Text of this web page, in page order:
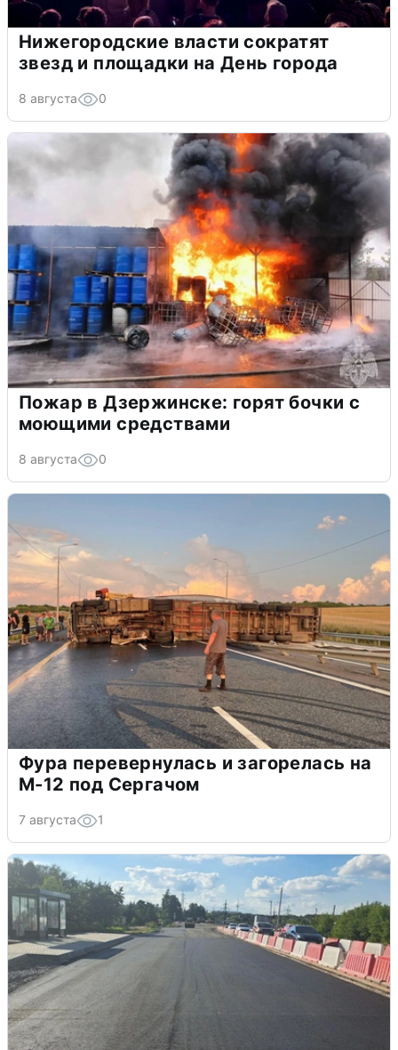
Нижегородские власти сократят
звезд и площадки на День города
8 августа 0
Пожар в Дзержинске: горят бочки с
моющими средствами
8 августа 0
Фура перевернулась и загорелась на
М-12 под Сергачом
7 августа 1